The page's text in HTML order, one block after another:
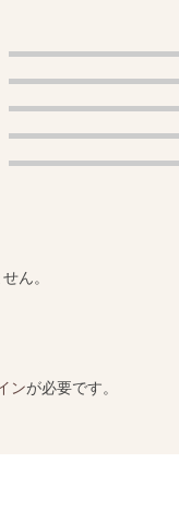
ん。
ンが必要です。